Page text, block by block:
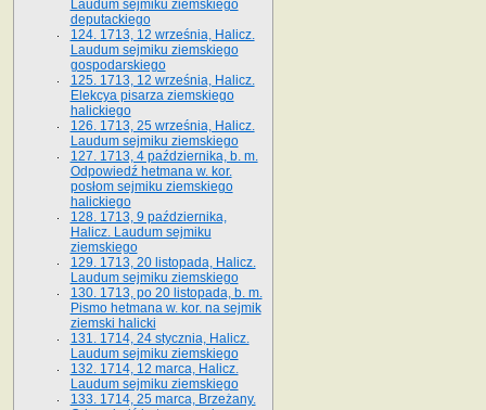
Laudum sejmiku ziemskiego
deputackiego
124. 1713, 12 września, Halicz.
Laudum sejmiku ziemskiego
gospodarskiego
125. 1713, 12 września, Halicz.
Elekcya pisarza ziemskiego
halickiego
126. 1713, 25 września, Halicz.
Laudum sejmiku ziemskiego
127. 1713, 4 października, b. m.
Odpowiedź hetmana w. kor.
posłom sejmiku ziemskiego
halickiego
128. 1713, 9 października,
Halicz. Laudum sejmiku
ziemskiego
129. 1713, 20 listopada, Halicz.
Laudum sejmiku ziemskiego
130. 1713, po 20 listopada, b. m.
Pismo hetmana w. kor. na sejmik
ziemski halicki
131. 1714, 24 stycznia, Halicz.
Laudum sejmiku ziemskiego
132. 1714, 12 marca, Halicz.
Laudum sejmiku ziemskiego
133. 1714, 25 marca, Brzeżany.